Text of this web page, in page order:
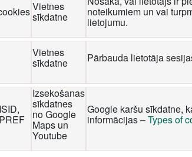
Vietnes
sīkdatne noteikumiem un vai
lietojumu.
Vietnes
sīkdatne Pārbauda lietotāja
Izsekošanas
sīkdatnes
no Google
Maps un
Youtube
Google karšu sīkdatne,
informācijas –Types of